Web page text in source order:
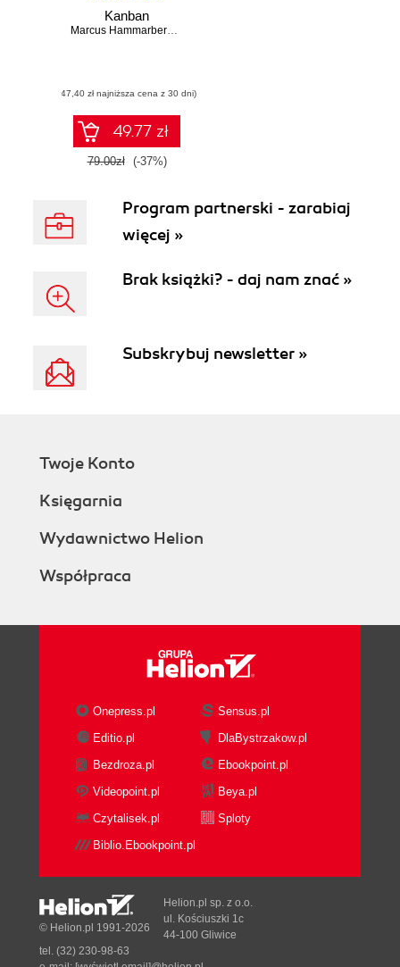
Kanban
Marcus Hammarberg,
(47,40 zł najniższa cena z 30 dni)
49.77 zł
79.00zł (-37%)
Program partnerski - zarabiaj
więcej »
Brak książki? - daj nam znać »
Subskrybuj newsletter »
Twoje Konto
Księgarnia
Wydawnictwo Helion
Współpraca
Onepress.pl
Sensus.pl
Editio.pl
DlaBystrzakow.pl
Bezdroza.pl
Ebookpoint.pl
Videopoint.pl
Beya.pl
Czytalisek.pl
Sploty
Biblio.Ebookpoint.pl
© Helion.pl 1991-2026
Helion.pl sp. z o.o.
ul. Kościuszki 1c
44-100 Gliwice
tel. (32) 230-98-63